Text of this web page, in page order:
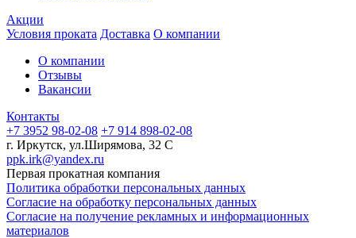
Акции
Условия проката Доставка О компании
О компании
Отзывы
Вакансии
Контакты
+7 3952 98-02-08 +7 914 898-02-08
г. Иркутск, ул.Ширямова, 32 С
ppk.irk@yandex.ru
Первая прокатная компания
Политика обработки персональных данных
Согласие на обработку персональных данных
Согласие на получение рекламных и информационных
материалов